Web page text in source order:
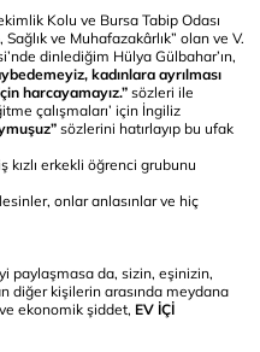
Kolu ve Bursa Tabip Odası
ve Muhafazakârlık” olan ve V.
dinlediğim Hülya Gülbahar’ın,
kadınlara ayrılması
harcayamayız.” sözleri ile
çalışmaları’ için İngiliz
sözlerini hatırlayıp bu ufak
erkekli öğrenci grubunu
onlar anlasınlar ve hiç
paylaşmasa da, sizin, eşinizin,
diğer kişilerin arasında meydana
ekonomik şiddet, EV İÇİ